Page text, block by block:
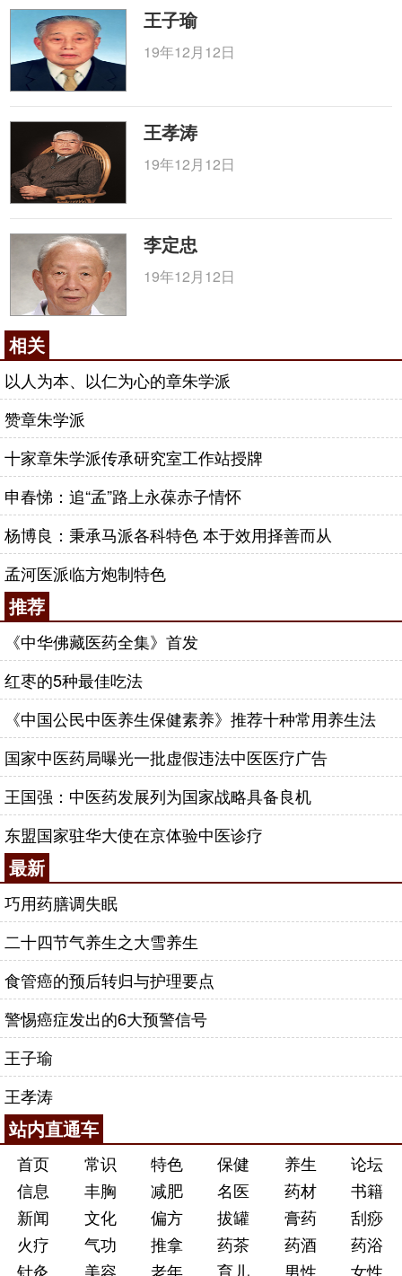
王子瑜
19年12月12日
王孝涛
19年12月12日
李定忠
19年12月12日
相关
以人为本、以仁为心的章朱学派
赞章朱学派
十家章朱学派传承研究室工作站授牌
申春悌：追“孟”路上永葆赤子情怀
杨博良：秉承马派各科特色 本于效用择善而从
孟河医派临方炮制特色
推荐
《中华佛藏医药全集》首发
红枣的5种最佳吃法
《中国公民中医养生保健素养》推荐十种常用养生法
国家中医药局曝光一批虚假违法中医医疗广告
王国强：中医药发展列为国家战略具备良机
东盟国家驻华大使在京体验中医诊疗
最新
巧用药膳调失眠
二十四节气养生之大雪养生
食管癌的预后转归与护理要点
警惕癌症发出的6大预警信号
王子瑜
王孝涛
站内直通车
首页 常识 特色 保健 养生
论坛
信息
丰胸 减肥 名医 药材
书籍
新闻
文化 偏方 拔罐 膏药
刮痧
火疗
气功 推拿 药茶 药酒
药浴
针灸
美容 老年 育儿 男性 女性